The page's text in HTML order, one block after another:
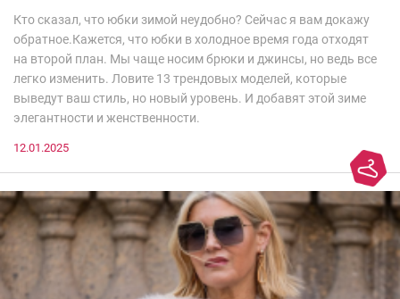
Кто сказал, что юбки зимой неудобно? Сейчас я вам докажу
обратное.Кажется, что юбки в холодное время года отходят
на второй план. Мы чаще носим брюки и джинсы, но ведь все
легко изменить. Ловите 13 трендовых моделей, которые
выведут ваш стиль, но новый уровень. И добавят этой зиме
элегантности и женственности.
12.01.2025